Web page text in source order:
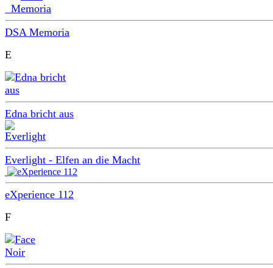
DSA Memoria
E
Edna bricht aus
Everlight - Elfen an die Macht
eXperience 112
F